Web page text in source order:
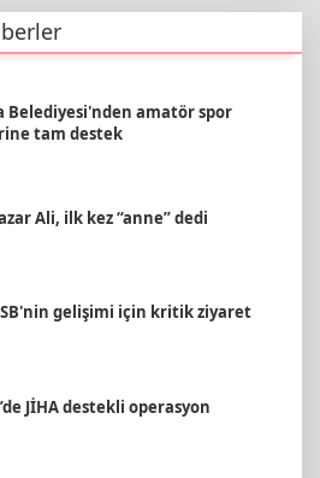
Belediyesi'nden amatör spor
tam destek
Ali, ilk kez “anne” dedi
gelişimi için kritik ziyaret
JİHA destekli operasyon